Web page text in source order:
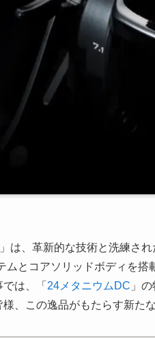
は、革新的な技術と洗練さ
ムとコアソリッドボディを
は、「 24メタニウムDC 」
、この逸品がもたらす新た